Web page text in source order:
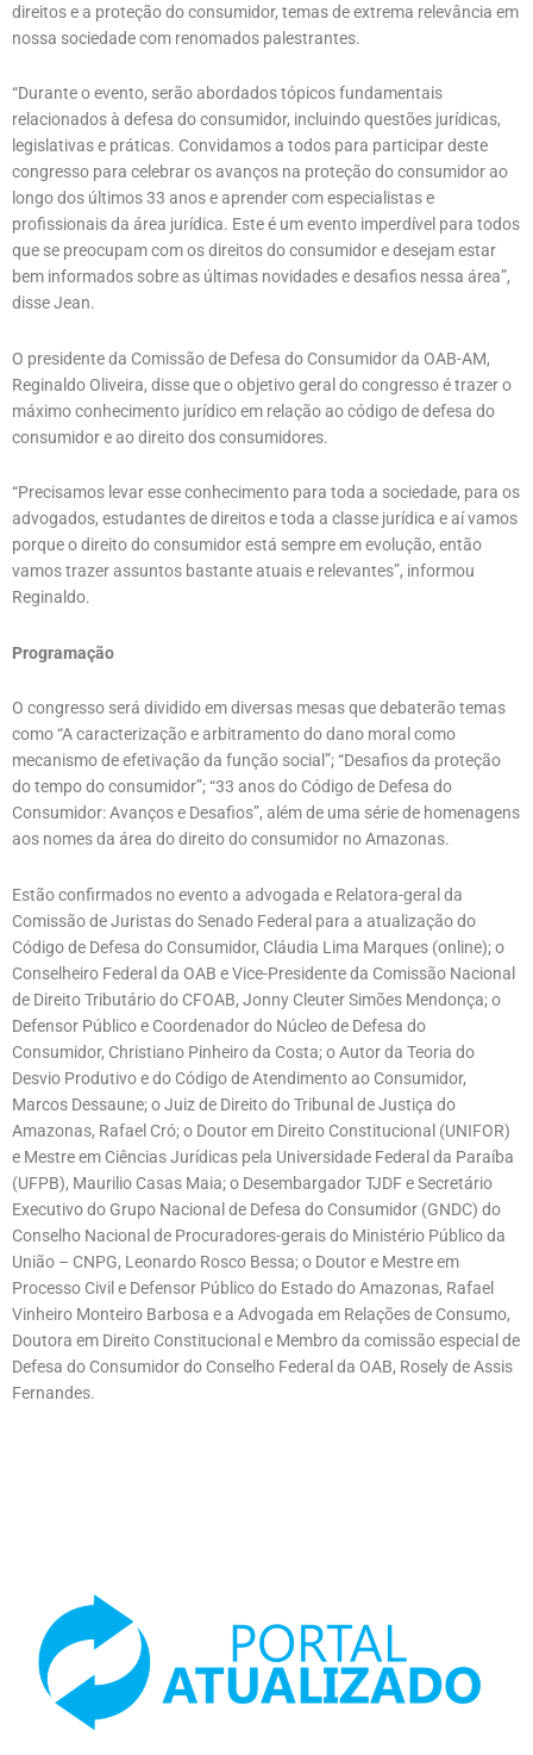
direitos e a proteção do consumidor, temas de extrema relevância em
nossa sociedade com renomados palestrantes.
“Durante o evento, serão abordados tópicos fundamentais
relacionados à defesa do consumidor, incluindo questões jurídicas,
legislativas e práticas. Convidamos a todos para participar deste
congresso para celebrar os avanços na proteção do consumidor ao
longo dos últimos 33 anos e aprender com especialistas e
profissionais da área jurídica. Este é um evento imperdível para todos
que se preocupam com os direitos do consumidor e desejam estar
bem informados sobre as últimas novidades e desafios nessa área”,
disse Jean.
O presidente da Comissão de Defesa do Consumidor da OAB-AM,
Reginaldo Oliveira, disse que o objetivo geral do congresso é trazer o
máximo conhecimento jurídico em relação ao código de defesa do
consumidor e ao direito dos consumidores.
“Precisamos levar esse conhecimento para toda a sociedade, para os
advogados, estudantes de direitos e toda a classe jurídica e aí vamos
porque o direito do consumidor está sempre em evolução, então
vamos trazer assuntos bastante atuais e relevantes”, informou
Reginaldo.
Programação
O congresso será dividido em diversas mesas que debaterão temas
como “A caracterização e arbitramento do dano moral como
mecanismo de efetivação da função social”; “Desafios da proteção
do tempo do consumidor”; “33 anos do Código de Defesa do
Consumidor: Avanços e Desafios”, além de uma série de homenagens
aos nomes da área do direito do consumidor no Amazonas.
Estão confirmados no evento a advogada e Relatora-geral da
Comissão de Juristas do Senado Federal para a atualização do
Código de Defesa do Consumidor, Cláudia Lima Marques (online); o
Conselheiro Federal da OAB e Vice-Presidente da Comissão Nacional
de Direito Tributário do CFOAB, Jonny Cleuter Simões Mendonça; o
Defensor Público e Coordenador do Núcleo de Defesa do
Consumidor, Christiano Pinheiro da Costa; o Autor da Teoria do
Desvio Produtivo e do Código de Atendimento ao Consumidor,
Marcos Dessaune; o Juiz de Direito do Tribunal de Justiça do
Amazonas, Rafael Cró; o Doutor em Direito Constitucional (UNIFOR)
e Mestre em Ciências Jurídicas pela Universidade Federal da Paraíba
(UFPB), Maurilio Casas Maia; o Desembargador TJDF e Secretário
Executivo do Grupo Nacional de Defesa do Consumidor (GNDC) do
Conselho Nacional de Procuradores-gerais do Ministério Público da
União – CNPG, Leonardo Rosco Bessa; o Doutor e Mestre em
Processo Civil e Defensor Público do Estado do Amazonas, Rafael
Vinheiro Monteiro Barbosa e a Advogada em Relações de Consumo,
Doutora em Direito Constitucional e Membro da comissão especial de
Defesa do Consumidor do Conselho Federal da OAB, Rosely de Assis
Fernandes.